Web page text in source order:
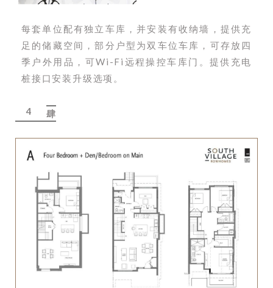
每套单位配有独立车库，并安装有收纳墙，提供充
足的储藏空间，部分户型为双车位车库，可存放四
季户外用品，可Wi-Fi远程操控车库门。提供充电
桩接口安装升级选项。
4 肆